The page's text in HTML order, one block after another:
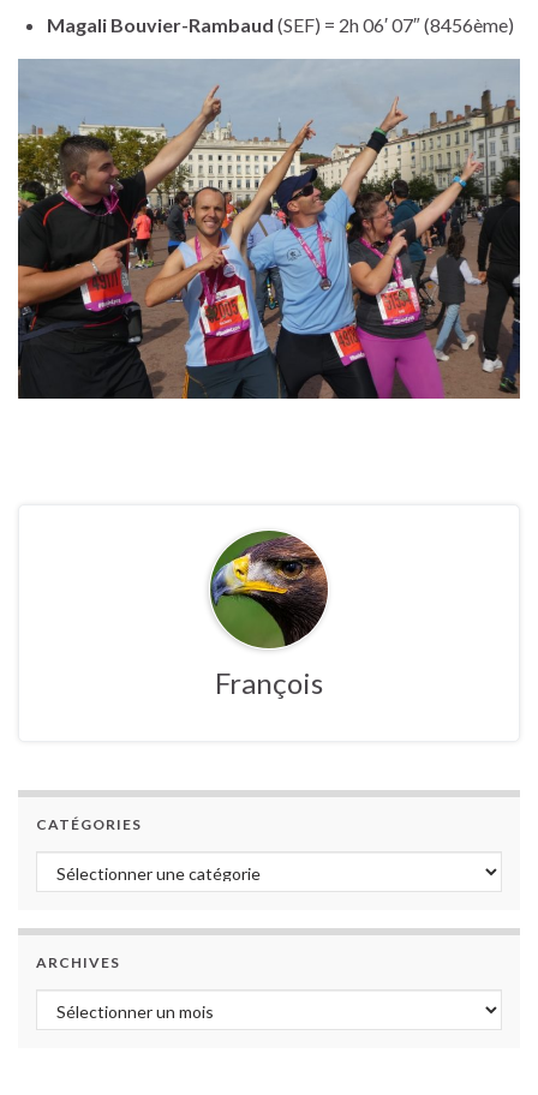
Magali Bouvier-Rambaud (SEF) = 2h 06′ 07″ (8456ème)
François
CATÉGORIES
Catégories
ARCHIVES
Archives